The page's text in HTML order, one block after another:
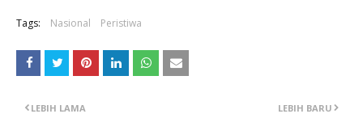
Tags: Nasional Peristiwa
LEBIH BARU
LEBIH LAMA